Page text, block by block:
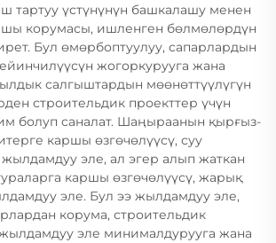
тартуу үстүнүнүн башкалашу менен
корумасы, ишленген бөлмөлөрдүн
Бул өмөрбоптуулуу, сапарлардын
жогоркурууга жана
салгыштардын мөөнөттүүлүгүн
строительдик проекттер үчүн
болуп саналат. Шаңыраанын қырғыз-
каршы өзгөчөлүүсү, суу
эле, ал эгер алып жаткан
каршы өзгөчөлүүсү, жарық
эле. Бул ээ жылдамдуу эле,
корума, строительдик
эле минималдурууга жана